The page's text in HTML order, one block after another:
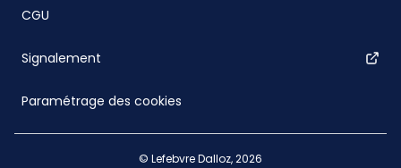
CGU
Signalement
Paramétrage des cookies
© Lefebvre Dalloz, 2026